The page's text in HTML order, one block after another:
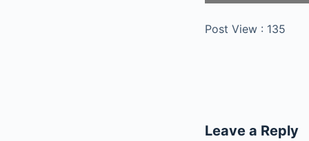
Post View : 135
Leave a Reply